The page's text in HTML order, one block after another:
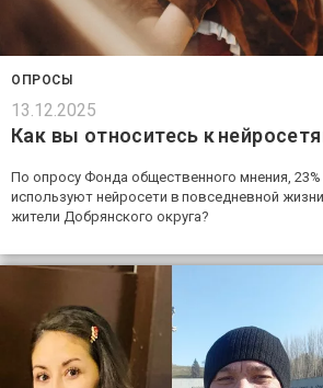
ОПРОСЫ
13.12.2025
Как вы относитесь к
По опросу Фонда общественного мнения,
используют нейросети в повседневной
жители Добрянского округа?